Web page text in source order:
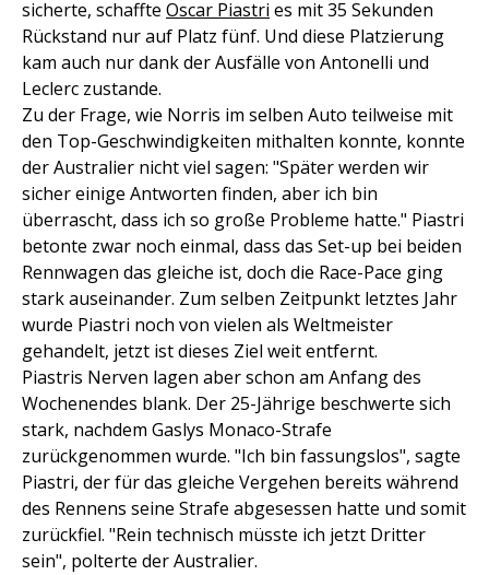
sicherte, schaffte Oscar Piastri es mit 35 Sekunden
Rückstand nur auf Platz fünf. Und diese Platzierung
kam auch nur dank der Ausfälle von Antonelli und
Leclerc zustande.
Zu der Frage, wie Norris im selben Auto teilweise mit
den Top-Geschwindigkeiten mithalten konnte, konnte
der Australier nicht viel sagen: "Später werden wir
sicher einige Antworten finden, aber ich bin
überrascht, dass ich so große Probleme hatte." Piastri
betonte zwar noch einmal, dass das Set-up bei beiden
Rennwagen das gleiche ist, doch die Race-Pace ging
stark auseinander. Zum selben Zeitpunkt letztes Jahr
wurde Piastri noch von vielen als Weltmeister
gehandelt, jetzt ist dieses Ziel weit entfernt.
Piastris Nerven lagen aber schon am Anfang des
Wochenendes blank. Der 25-Jährige beschwerte sich
stark, nachdem Gaslys Monaco-Strafe
zurückgenommen wurde. "Ich bin fassungslos", sagte
Piastri, der für das gleiche Vergehen bereits während
des Rennens seine Strafe abgesessen hatte und somit
zurückfiel. "Rein technisch müsste ich jetzt Dritter
sein", polterte der Australier.